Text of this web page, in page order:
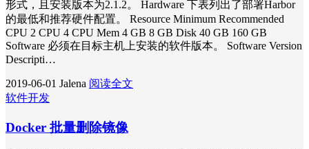
形式，且安装版本为2.1.2。 Hardware 下表列出了部署Harbor
的最低和推荐硬件配置。 Resource Minimum Recommended
CPU 2 CPU 4 CPU Mem 4 GB 8 GB Disk 40 GB 160 GB
Software 必须在目标主机上安装的软件版本。 Software Version
Descripti…
2019-06-01 Jalena 阅读全文
软件开发
Docker 批量删除镜像